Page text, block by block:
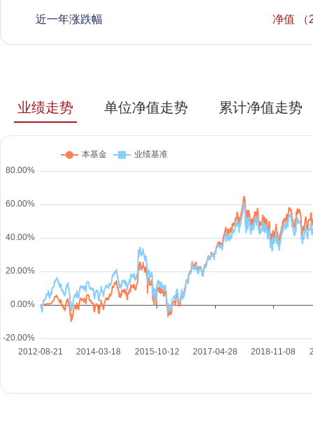
近一年涨跌幅 净值 （
业绩走势 单位净值走势 累计净值走势